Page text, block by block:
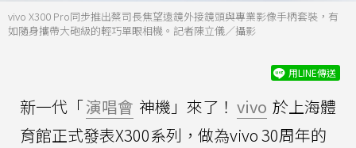
vivo X300 Pro同步推出蔡司長焦望遠鏡外接鏡頭與專業影像手柄套裝，有
如隨身攜帶大砲級的輕巧單眼相機。記者陳立儀／攝影
用LINE傳送
新一代「演唱會 神機」來了！ vivo 於上海體
育館正式發表X300系列，做為vivo 30周年的